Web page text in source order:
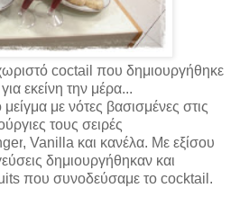
coctail που δημιουργήθηκε
για εκείνη την μέρα...
μείγμα με νότες βασισμένες στις
τους σειρές
, Vanilla και κανέλα. Με εξίσου
δημιουργήθηκαν και
που συνοδεύσαμε το cocktail.